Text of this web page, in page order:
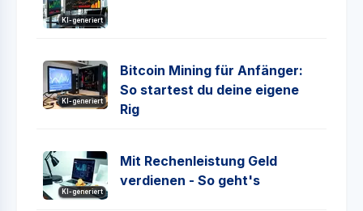
KI-generiert
KI-generiert
Bitcoin Mining für Anfänger:
So startest du deine eigene
Rig
KI-generiert
Mit Rechenleistung Geld
verdienen - So geht's